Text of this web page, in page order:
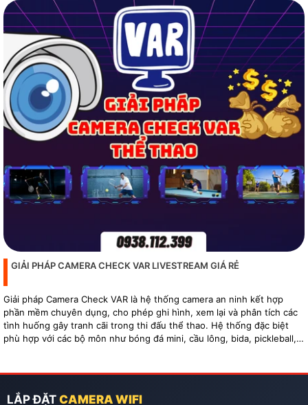
GIẢI PHÁP CAMERA CHECK VAR LIVESTREAM GIÁ RẺ
Giải pháp Camera Check VAR là hệ thống camera an ninh kết hợp
phần mềm chuyên dụng, cho phép ghi hình, xem lại và phân tích các
tình huống gây tranh cãi trong thi đấu thể thao. Hệ thống đặc biệt
phù hợp với các bộ môn như bóng đá mini, cầu lông, bida, pickleball,
LẮP ĐẶT CAMERA WIFI